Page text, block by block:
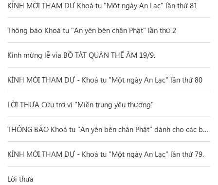
KÍNH MỜI THAM DỰ Khoá tu "Một ngày An Lạc" lần thứ 81
Thông báo Khoá tu "An yên bên chân Phật" lần thứ 2
Kính mừng lễ vía BỒ TÁT QUÁN THẾ ÂM 19/9.
KÍNH MỜI THAM DỰ - Khoá tu "Một ngày An Lạc" lần thứ 80
LỜI THƯA Cứu trợ vì "Miền trung yêu thương"
THÔNG BÁO Khoá tu "An yên bên chân Phật" dành cho các bạn trẻ.
KÍNH MỜI THAM DỰ - Khoá tu "Một ngày An Lạc" lần thứ 79.
Lời thưa